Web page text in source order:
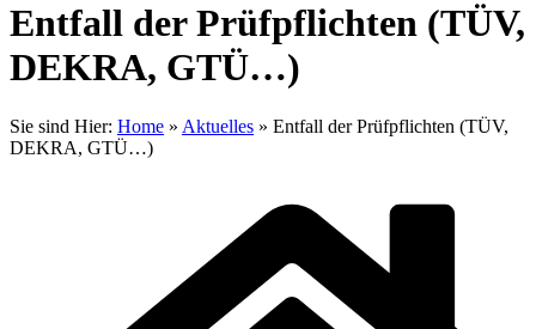
Entfall der Prüfpflichten (TÜV,
DEKRA, GTÜ…)
Sie sind Hier: Home » Aktuelles » Entfall der Prüfpflichten (TÜV,
DEKRA, GTÜ…)